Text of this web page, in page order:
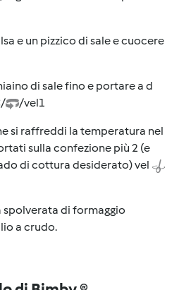
e un pizzico di sale e cuocere
di sale fino e portare a d
/vel1
si raffreddi la temperatura nel
sulla confezione più 2 (e
di cottura desiderato) vel
spolverata di formaggio
a crudo.